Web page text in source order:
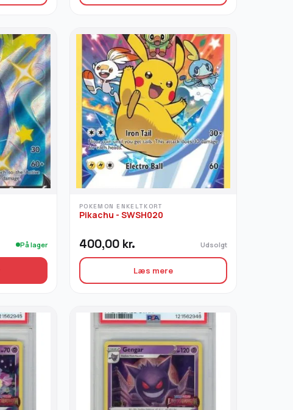
På lager
POKEMON ENKELTKORT
Pikachu - SWSH020
400,00 kr. Udsolgt
Læs mere